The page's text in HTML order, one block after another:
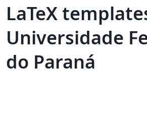
LaTeX
Universidade
do Paraná